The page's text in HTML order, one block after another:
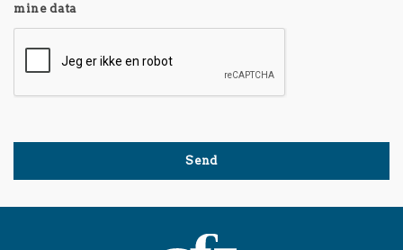
mine data